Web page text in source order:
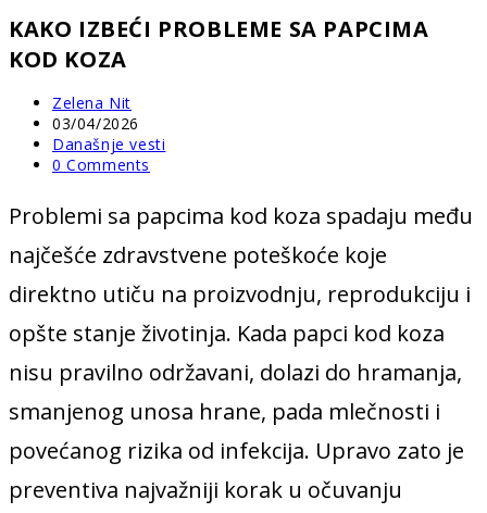
KAKO IZBEĆI PROBLEME SA PAPCIMA
KOD KOZA
Post
author:
Zelena Nit
Post
published:
03/04/2026
Post
category:
Današnje vesti
Post
0 Comments
Problemi sa papcima kod koza spadaju među
najčešće zdravstvene poteškoće koje
direktno utiču na proizvodnju, reprodukciju i
opšte stanje životinja. Kada papci kod koza
nisu pravilno održavani, dolazi do hramanja,
smanjenog unosa hrane, pada mlečnosti i
povećanog rizika od infekcija. Upravo zato je
preventiva najvažniji korak u očuvanju